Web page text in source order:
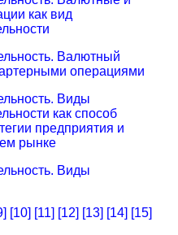
как вид
Валютный
операциями
Виды
как способ
предприятия и
рынке
Виды
[10] [11] [12] [13] [14] [15]